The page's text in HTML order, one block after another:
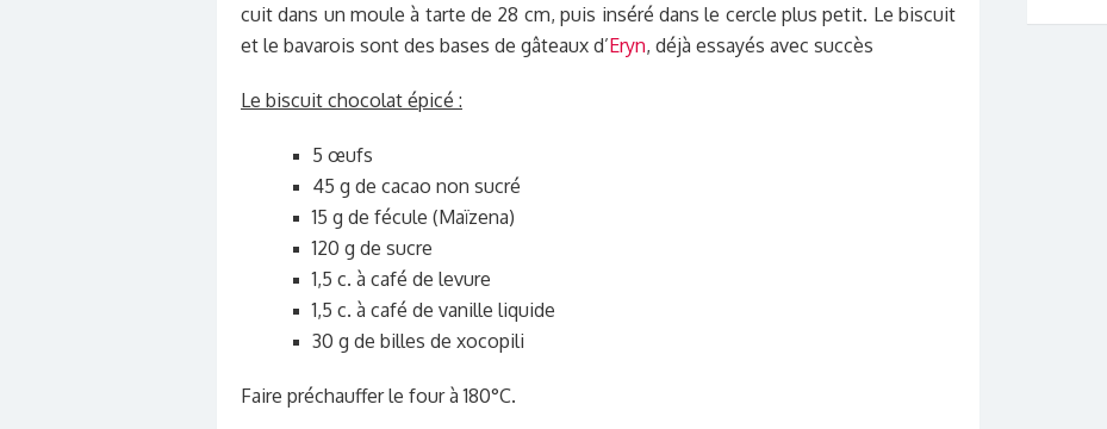
cuit dans un moule à tarte de 28 cm, puis inséré dans le cercle plus petit. Le biscuit
et le bavarois sont des bases de gâteaux d’Eryn, déjà essayés avec succès
Le biscuit chocolat épicé :
5 œufs
45 g de cacao non sucré
15 g de fécule (Maïzena)
120 g de sucre
1,5 c. à café de levure
1,5 c. à café de vanille liquide
30 g de billes de xocopili
Faire préchauffer le four à 180°C.